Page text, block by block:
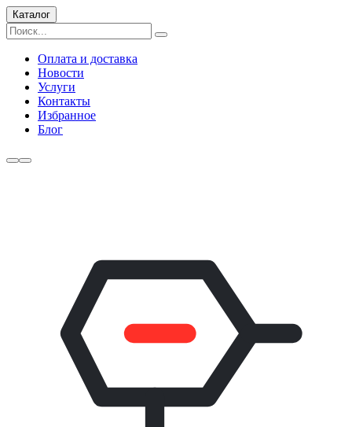
Каталог
Оплата и доставка
Новости
Услуги
Контакты
Избранное
Блог